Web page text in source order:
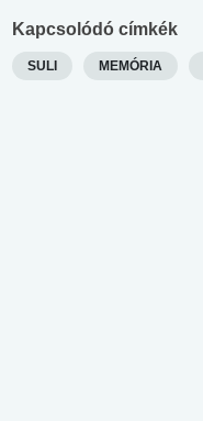
Kapcsolódó címkék
SULI MEMÓRIA